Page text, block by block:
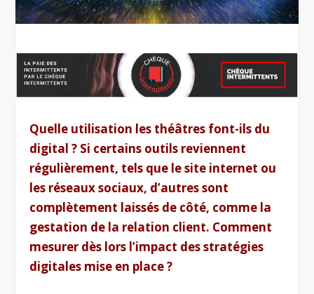
Quelle utilisation les théâtres font-ils du
digital ? Si certains outils reviennent
régulièrement, tels que le site internet ou
les réseaux sociaux, d’autres sont
complètement laissés de côté, comme la
gestation de la relation client. Comment
mesurer dès lors l’impact des stratégies
digitales mise en place ?